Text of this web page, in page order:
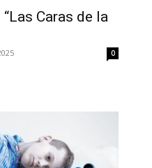
Caras de la
0